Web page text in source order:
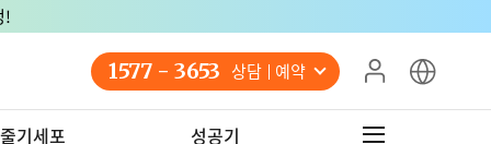
!
1577 - 3653 상담 예약
기세포 성공기